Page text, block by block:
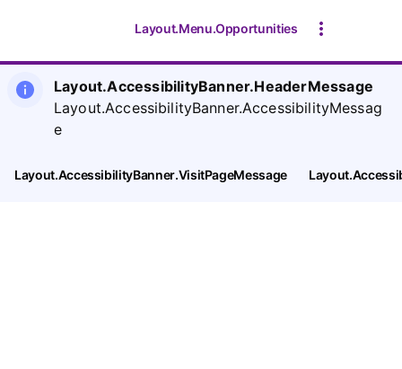
Layout.Menu.Opportunities
Layout.AccessibilityBanner.HeaderMessage
Layout.AccessibilityBanner.AccessibilityMessag
e
Layout.AccessibilityBanner.VisitPageMessage